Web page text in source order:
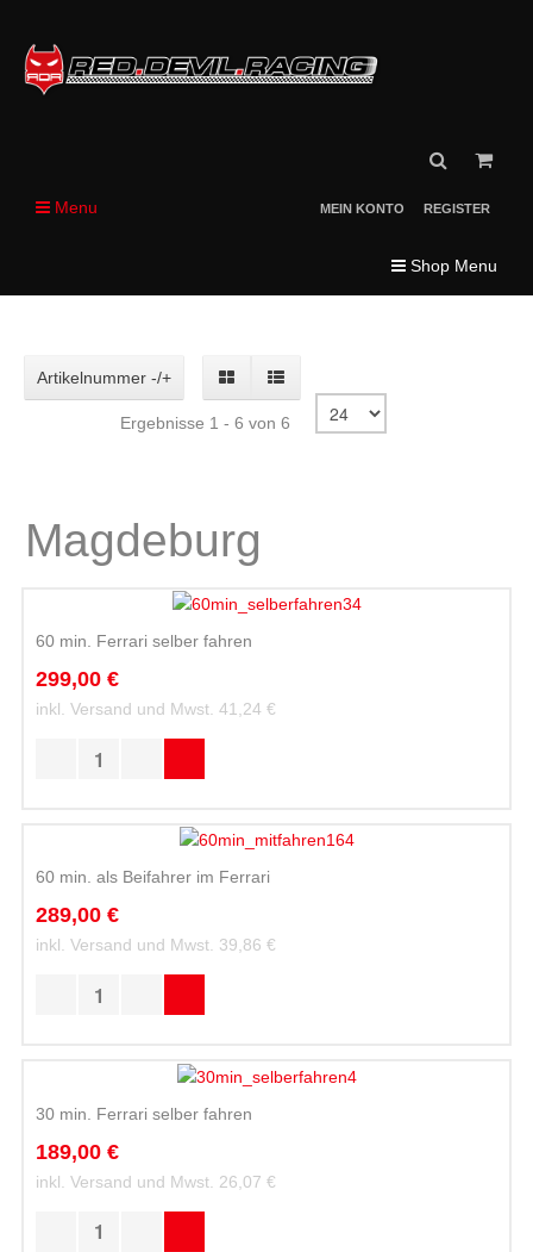
MEIN KONTO REGISTER
Menu
Shop Menu
Artikelnummer -/+
Ergebnisse 1 - 6 von 6
Magdeburg
60 min. Ferrari selber fahren
299,00 €
inkl. Versand und Mwst. 41,24 €
60 min. als Beifahrer im Ferrari
289,00 €
inkl. Versand und Mwst. 39,86 €
30 min. Ferrari selber fahren
189,00 €
inkl. Versand und Mwst. 26,07 €